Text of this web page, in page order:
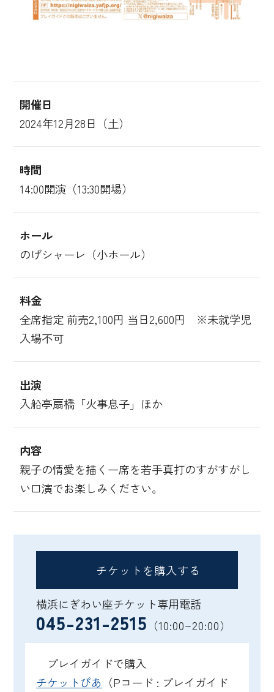
開催日
2024年12月28日（土）
時間
14:00開演（13:30開場）
ホール
のげシャーレ（小ホール）
料金
全席指定 前売2,100円 当日2,600円 ※未就学児
入場不可
出演
入船亭扇橋「火事息子」ほか
内容
親子の情愛を描く一席を若手真打のすがすがし
い口演でお楽しみください。
チケットを購入する
横浜にぎわい座チケット専用電話
045-231-2515 （10:00~20:00）
プレイガイドで購入
チケットぴあ （Pコード : プレイガイド